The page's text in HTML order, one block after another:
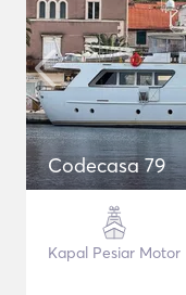
Codecasa 79
Kapal Pesiar Motor